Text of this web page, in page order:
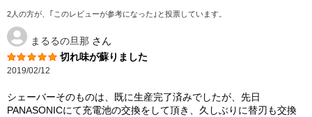
2人の方が、｢このレビューが参考になった｣と投票しています。
まるるの旦那 さん
切れ味が蘇りました
2019/02/12
シェーバーそのものは、既に生産完了済みでしたが、先日
PANASONICにて充電池の交換をして頂き、久しぶりに替刃も交換